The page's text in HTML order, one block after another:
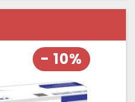
- 10%